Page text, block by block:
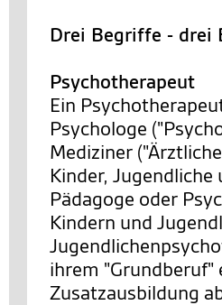
Drei Begriffe - drei
Psychotherapeut
Ein
Psychologe
Mediziner
Kinder,
Pädagoge oder
Kindern und
ihrem "Grundberuf"
Zusatzausbildung